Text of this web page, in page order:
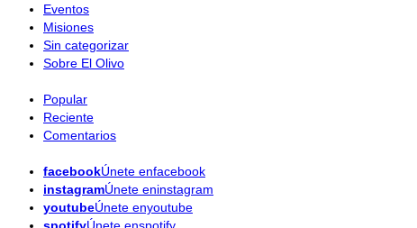
Eventos
Misiones
Sin categorizar
Sobre El Olivo
Popular
Reciente
Comentarios
facebookÚnete enfacebook
instagramÚnete eninstagram
youtubeÚnete enyoutube